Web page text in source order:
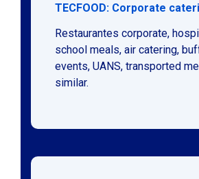
TECFOOD: Corporate
Restaurantes corporate,
school meals, air catering,
events, UANS, transported
similar.